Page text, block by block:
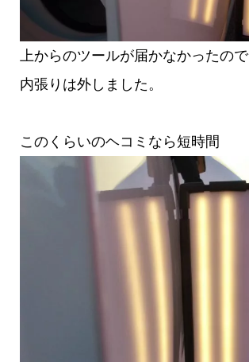
上からのツールが届かなかったので
内張りは外しました。
このくらいのヘコミなら短時間